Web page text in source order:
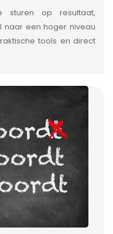
sturen op resultaat,
naar een hoger niveau
tools en direct